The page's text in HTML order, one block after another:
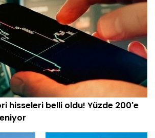
hisseleri belli oldu! Yüzde 200'e